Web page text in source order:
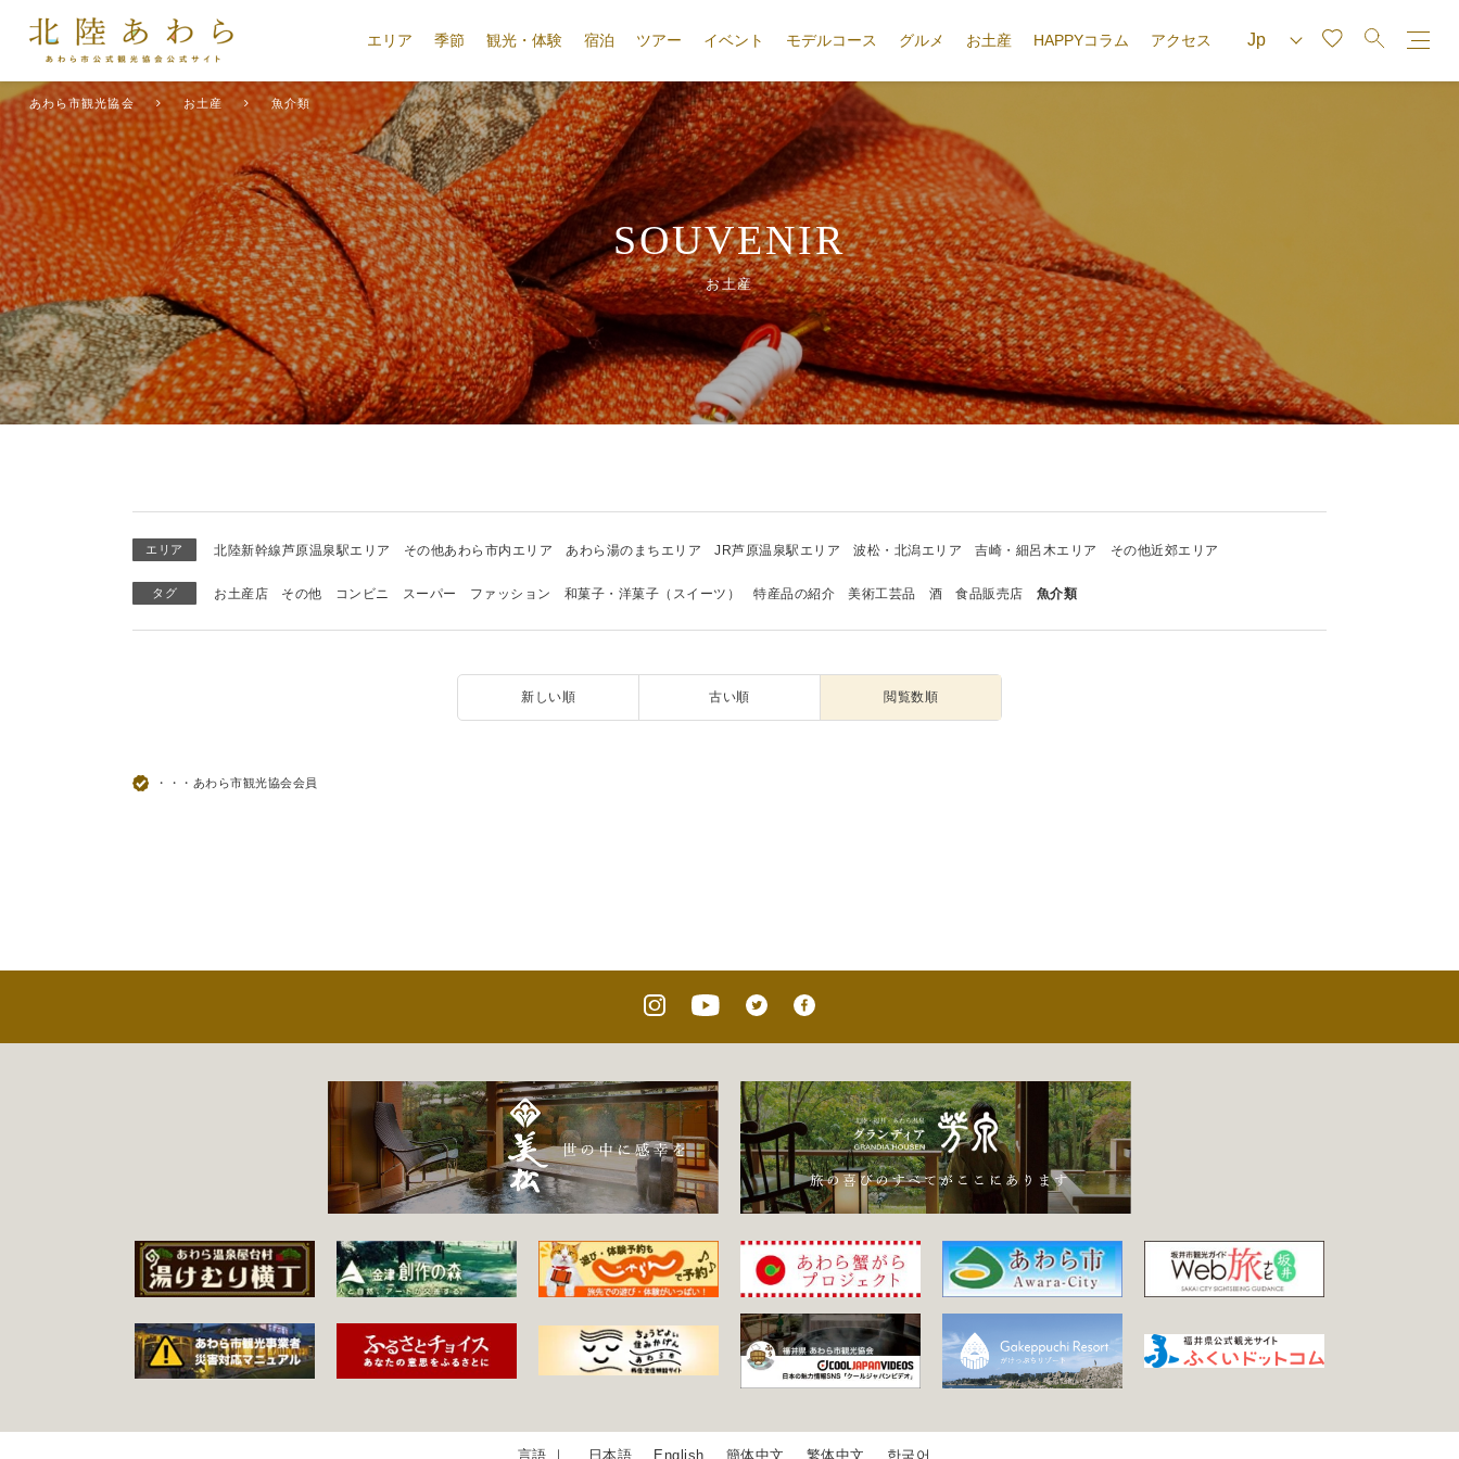
エリア 季節 観光・体験 宿泊 ツアー イベント モデルコース グルメ お土産 HAPPYコラム アクセス
あわら市観光協会 お土産 魚介類
SOUVENIR
お土産
エリア 北陸新幹線芦原温泉駅エリア その他あわら市内エリア あわら湯のまちエリア JR芦原温泉駅エリア 波松・北潟エリア 吉崎・細呂木エリア その他近郊エリア
タグ お土産店 その他 コンビニ スーパー ファッション 和菓子・洋菓子（スイーツ） 特産品の紹介 美術工芸品 酒 食品販売店 魚介類
新しい順 古い順 閲覧数順
・・・あわら市観光協会会員
日本語 English 簡体中文 繁体中文 한국어